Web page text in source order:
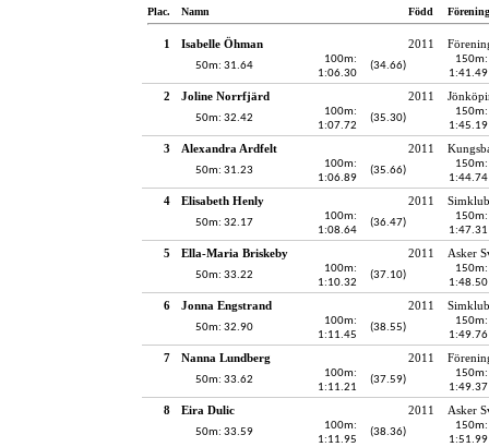
Plac. Namn Född Förening
1 Isabelle Öhman 2011
50m: 31.64
100m:
1:06.30
(34.66)
150m:
1:41.49
2 Joline Norrfjärd 2011
50m: 32.42
100m:
1:07.72
(35.30)
150m:
1:45.19
3 Alexandra Ardfelt 2011
50m: 31.23
100m:
1:06.89
(35.66)
150m:
1:44.74
4 Elisabeth Henly 2011
50m: 32.17
100m:
1:08.64
(36.47)
150m:
1:47.31
5 Ella-Maria Briskeby 2011 Asker
50m: 33.22
100m:
1:10.32
(37.10)
150m:
1:48.50
6 Jonna Engstrand 2011
50m: 32.90
100m:
1:11.45
(38.55)
150m:
1:49.76
7 Nanna Lundberg 2011
50m: 33.62
100m:
1:11.21
(37.59)
150m:
1:49.37
8 Eira Dulic 2011 Asker
50m: 33.59
100m:
1:11.95
(38.36)
150m:
1:51.99